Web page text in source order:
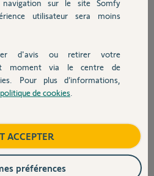
connecter le nouveau boitier", c'est à
a environ 6 ans
PC où dans "mon compte", apparait
je ne peux pas le changer car il m'est
message d'alerte comme quoi mon
le pb de connexion et le code pin de
navigation sur le site Somfy
utilisateur sera moins
d'avis ou retirer votre
moment via le centre de
Pour plus d’informations,
politique de cookies
ACCEPTER
préférences